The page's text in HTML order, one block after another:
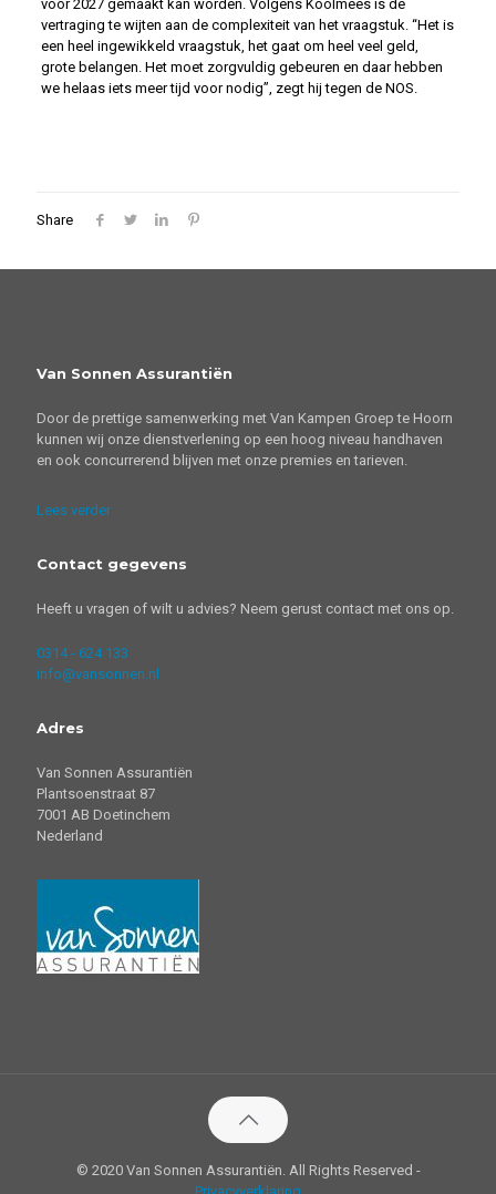
voor 2027 gemaakt kan worden. Volgens Koolmees is de
vertraging te wijten aan de complexiteit van het vraagstuk. “Het is
een heel ingewikkeld vraagstuk, het gaat om heel veel geld,
grote belangen. Het moet zorgvuldig gebeuren en daar hebben
we helaas iets meer tijd voor nodig”, zegt hij tegen de NOS.
Share
Van Sonnen Assurantiën
Door de prettige samenwerking met Van Kampen Groep te Hoorn
kunnen wij onze dienstverlening op een hoog niveau handhaven
en ook concurrerend blijven met onze premies en tarieven.
Lees verder
Contact gegevens
Heeft u vragen of wilt u advies? Neem gerust contact met ons op.
0314 - 624 133
info@vansonnen.nl
Adres
Van Sonnen Assurantiën
Plantsoenstraat 87
7001 AB Doetinchem
Nederland
© 2020 Van Sonnen Assurantiën. All Rights Reserved -